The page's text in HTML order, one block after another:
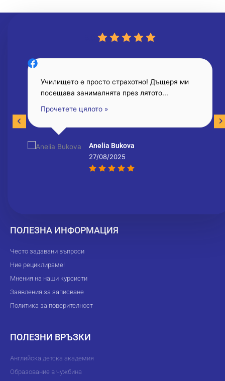
Anelia Bukova
27/08/2025
Училището е просто страхотно! Дъщеря ми
посещава занималнята през лятото...
Прочетете цялото »
ПОЛЕЗНА ИНФОРМАЦИЯ
Често задавани въпроси
Ние рециклираме!
Мнения на наши курсисти
Заявления за записване
Политика за поверителност
ПОЛЕЗНИ ВРЪЗКИ
Английска детска академия
Образование в чужбина